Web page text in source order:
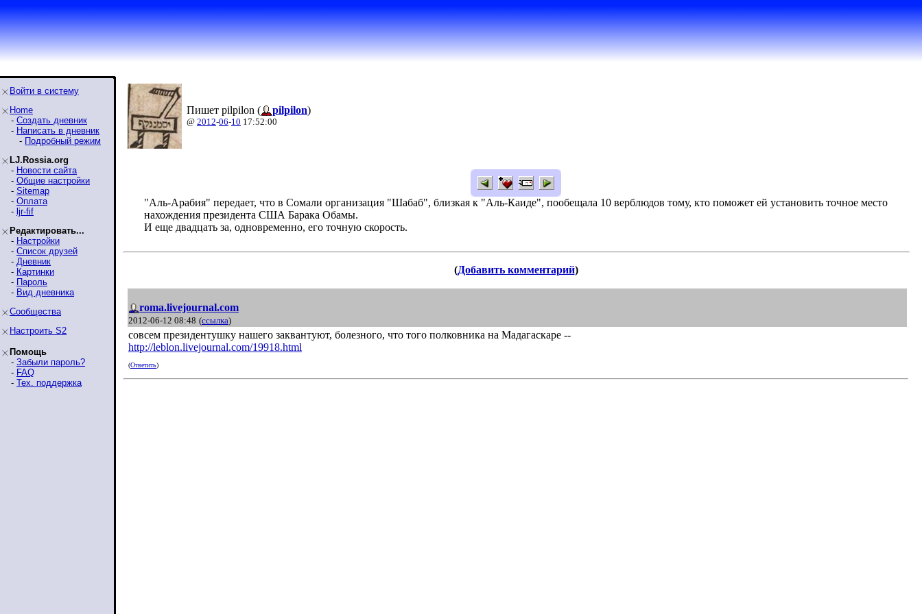
Войти в систему
Home
- Создать дневник
- Написать в дневник
- Подробный режим
LJ.Rossia.org
- Новости сайта
- Общие настройки
- Sitemap
- Оплата
- ljr-fif
Редактировать...
- Настройки
- Список друзей
- Дневник
- Картинки
- Пароль
- Вид дневника
Сообщества
Настроить S2
Помощь
- Забыли пароль?
- FAQ
- Тех. поддержка
Пишет pilpilon ( pilpilon)
@ 2012-06-10 17:52:00
"Аль-Арабия" передает, что в Сомали организация "Шабаб", близкая к "Аль-Каиде", пообещала 10 верблюдов тому, кто поможет ей установить точное место
нахождения президента США Барака Обамы.
И еще двадцать за, одновременно, его точную скорость.
(Добавить комментарий)
roma.livejournal.com
2012-06-12 08:48 (ссылка)
совсем президентушку нашего заквантуют, болезного, что того полковника на Мадагаскаре --
http://leblon.livejournal.com/19918.html
(Ответить)